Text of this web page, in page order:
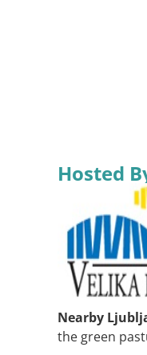
Hosted
Nearby
the green